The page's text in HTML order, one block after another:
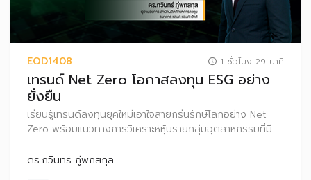
EQD1408 1 ชั่วโมง 29 นาที
เทรนด์ Net Zero โอกาสลงทุน ESG อย่าง
ยั่งยืน
เรียนรู้เทรนด์ลงทุนยุคใหม่เอาใจสายกรีนรักษ์โลกอย่าง Net
Zero พร้อมแนวทางการวิเคราะห์หุ้นรายกลุ่มอุตสาหกรรมที่มี
ผลตอบแทนที่ดีในระยะยาวอย่างยั่งยืน
ดร.กวินทร์ ภู่พกสกุล